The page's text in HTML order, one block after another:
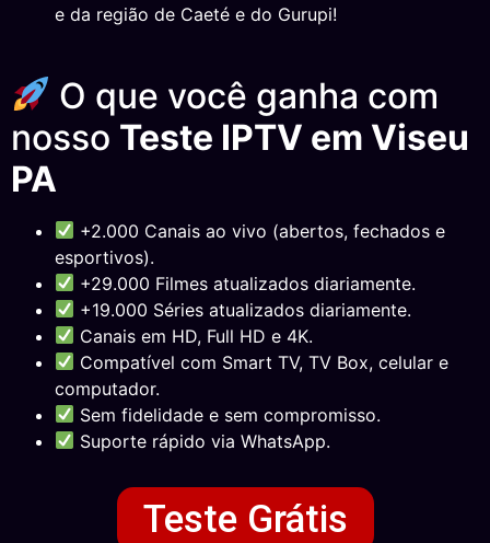
e da região de Caeté e do Gurupi!
O que você ganha com
nosso Teste IPTV em Viseu
PA
+2.000 Canais ao vivo (abertos, fechados e
esportivos).
+29.000 Filmes atualizados diariamente.
+19.000 Séries atualizados diariamente.
Canais em HD, Full HD e 4K.
Compatível com Smart TV, TV Box, celular e
computador.
Sem fidelidade e sem compromisso.
Suporte rápido via WhatsApp.
Teste Grátis